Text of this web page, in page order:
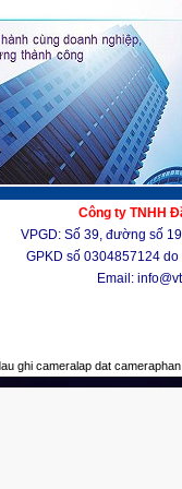
Công ty TNHH
VPGD: Số 39, đường số
GPKD số 0304857124
Email:
ghi cameralap dat camera